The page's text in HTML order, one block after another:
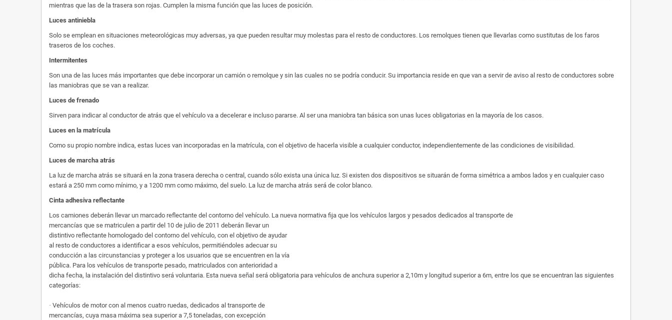
mientras que las de la trasera son rojas. Cumplen la misma función que las luces de posición.
Luces antiniebla
Solo se emplean en situaciones meteorológicas muy adversas, ya que pueden resultar muy molestas para el resto de conductores. Los remolques tienen que llevarlas como sustitutas de los faros
traseros de los coches.
Intermitentes
Son una de las luces más importantes que debe incorporar un camión o remolque y sin las cuales no se podría conducir. Su importancia reside en que van a servir de aviso al resto de conductores sobre
las maniobras que se van a realizar.
Luces de frenado
Sirven para indicar al conductor de atrás que el vehículo va a decelerar e incluso pararse. Al ser una maniobra tan básica son unas luces obligatorias en la mayoría de los casos.
Luces en la matrícula
Como su propio nombre indica, estas luces van incorporadas en la matrícula, con el objetivo de hacerla visible a cualquier conductor, independientemente de las condiciones de visibilidad.
Luces de marcha atrás
La luz de marcha atrás se situará en la zona trasera derecha o central, cuando sólo exista una única luz. Si existen dos dispositivos se situarán de forma simétrica a ambos lados y en cualquier caso
estará a 250 mm como mínimo, y a 1200 mm como máximo, del suelo. La luz de marcha atrás será de color blanco.
Cinta adhesiva reflectante
Los camiones deberán llevar un marcado reflectante del contorno del vehículo. La nueva normativa fija que los vehículos largos y pesados dedicados al transporte de
mercancías que se matriculen a partir del 10 de julio de 2011 deberán llevar un
distintivo reflectante homologado del contorno del vehículo, con el objetivo de ayudar
al resto de conductores a identificar a esos vehículos, permitiéndoles adecuar su
conducción a las circunstancias y proteger a los usuarios que se encuentren en la vía
pública. Para los vehículos de transporte pesado, matriculados con anterioridad a
dicha fecha, la instalación del distintivo será voluntaria. Esta nueva señal será obligatoria para vehículos de anchura superior a 2,10m y longitud superior a 6m, entre los que se encuentran las siguientes
categorías:
· Vehículos de motor con al menos cuatro ruedas, dedicados al transporte de
mercancías, cuya masa máxima sea superior a 7,5 toneladas, con excepción